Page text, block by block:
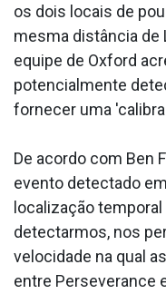
os dois locais de
mesma distância de
equipe de Oxford
potencialmente
fornecer uma
De acordo com Ben
evento detectado
localização
detectarmos, nos
velocidade na qual
entre Perseverance